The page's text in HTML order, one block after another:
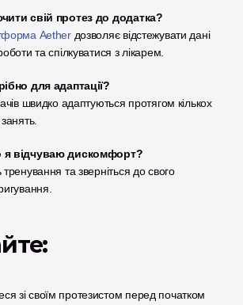
свій протез до додатка?
Aether дозволяє відстежувати дані
та спілкуватися з лікарем.
для адаптації?
швидко адаптуються протягом кількох
відчуваю дискомфорт?
та зверніться до свого
зі своїм протезистом перед початком